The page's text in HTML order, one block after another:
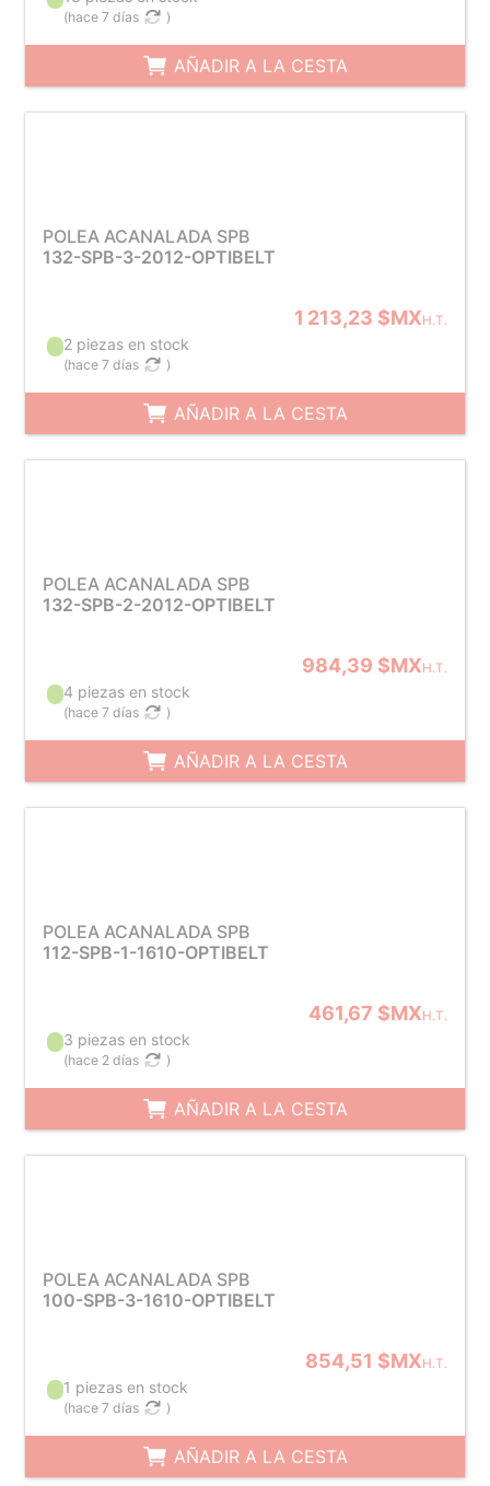
(hace 7 días )
AÑADIR A LA CESTA
POLEA ACANALADA SPB
132-SPB-3-2012-OPTIBELT
1 213,23 $MXH.T.
2 piezas en stock
(hace 7 días )
AÑADIR A LA CESTA
POLEA ACANALADA SPB
132-SPB-2-2012-OPTIBELT
984,39 $MXH.T.
4 piezas en stock
(hace 7 días )
AÑADIR A LA CESTA
POLEA ACANALADA SPB
112-SPB-1-1610-OPTIBELT
461,67 $MXH.T.
3 piezas en stock
(hace 2 días )
AÑADIR A LA CESTA
POLEA ACANALADA SPB
100-SPB-3-1610-OPTIBELT
854,51 $MXH.T.
1 piezas en stock
(hace 7 días )
AÑADIR A LA CESTA